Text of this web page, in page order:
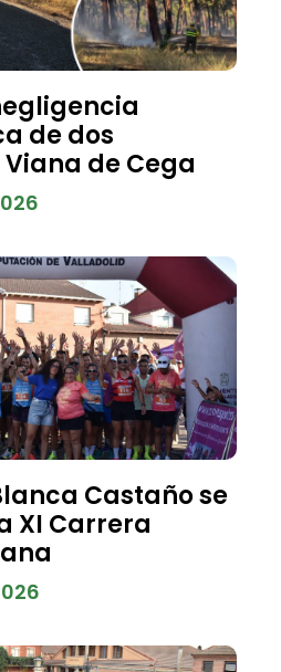
de dos
de Cega
Castaño se
XI Carrera